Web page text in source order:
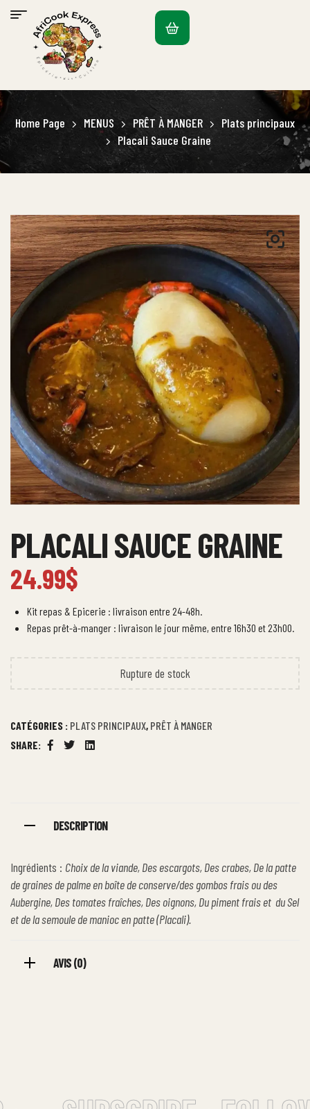
Home Page MENUS PRÊT À MANGER
Plats principaux
Placali Sauce Graine
PLACALI SAUCE GRAINE
24.99$
Kit repas & Epicerie : livraison entre 24-48h.
Repas prêt-à-manger : livraison le jour même, entre 16h30 et 23h00.
Rupture de stock
CATÉGORIES : PLATS PRINCIPAUX, PRÊT À MANGER
SHARE:
Facebook
TwitterLinkedin
DESCRIPTION
Ingrédients : Choix de la viande,Des escargots,Des crabes,De la patte
de graines de palme en boîte de conserve/des gombos frais ou des
Aubergine,Des tomates fraîches,Des oignons,Du piment frais et duSel
et de la semoule de manioc en patte (Placali).
AVIS (0)